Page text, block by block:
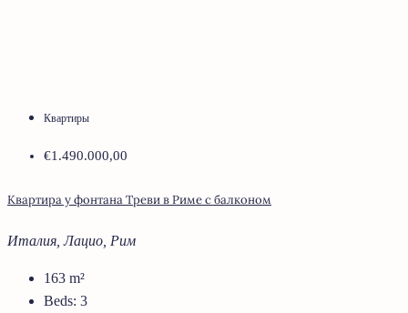
Квартиры
€1.490.000,00
Квартира у фонтана Треви в Риме с балконом
Италия, Лацио, Рим
163 m²
Beds: 3